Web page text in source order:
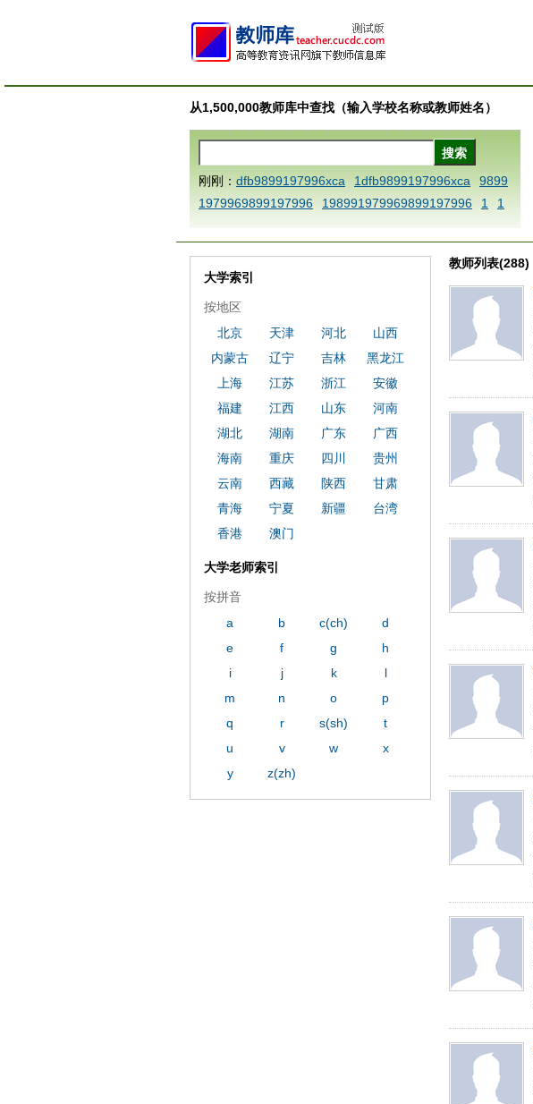
从1,500,000教师库中查找（输入学校名称或教师姓名）
刚刚： dfb9899197996xca 1dfb9899197996xca
9899
1979969899197996
198991979969899197996 1
1
AAABBBCCCdefine blablaenddefine dfbxyzendtemplat
1dfbmath key98991 methodmultiply operand97996x
1dfbxca12
3
1dfbzzzzzzzzbbbccccdddeeexcareplacezo
b 9899197996 xca
AAABBBCCCdefine blablaenddefin
e dfbxyzendtemplate dfbCCCBBBAAA
dfb989919
7996x
dfbabctitlexca
dfbmath key98991 methodmulti
ply operand97996xca
dfbsetx9899197996xxca
教师列表(288)
大学索引
按地区
北京
天津 河北
山西
内蒙古
辽宁 吉林
黑龙江
上海
江苏 浙江
安徽
福建
江西 山东
河南
湖北
湖南 广东
广西
海南
重庆 四川
贵州
云南
西藏 陕西
甘肃
青海
宁夏 新疆
台湾
香港
澳门
大学老师索引
按拼音
a
b c(ch)
d
e
f g
h
i
j k
l
m
n o
p
q
r s(sh)
t
u
v w
x
y
z(zh)